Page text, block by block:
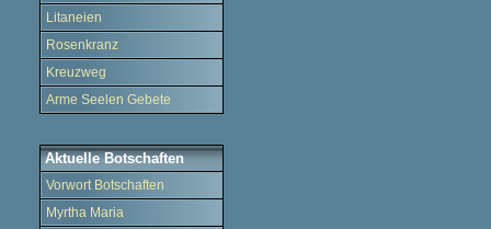
Litaneien
Rosenkranz
Kreuzweg
Arme Seelen Gebete
Aktuelle Botschaften
Vorwort Botschaften
Myrtha Maria